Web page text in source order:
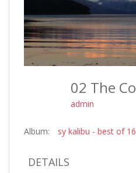
admin
Album: sy kalibu - best of 16
DETAILS